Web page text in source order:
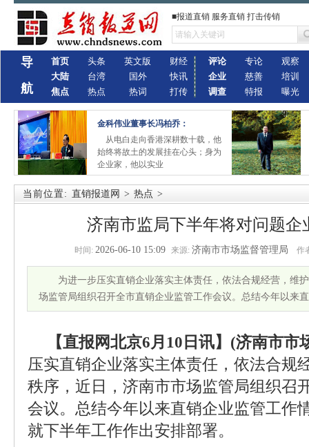
■报道直销 服务直销 打击传销
导
航
首页
大陆
焦点
头条
台湾
热点
英文版
国外
热词
财经
快讯
打传
评论
企业
调查
专论
慈善
特报
观察
培训
曝光
金科伟业董事长冯柏乔：
从电白走向香港深耕数十载，他
始终将故土的发展挂在心头；身为
企业家，他以实业
当前位置: 直销报道网 > 热点 >
济南市监局下半年将对问题企
时间: 2026-06-10 15:09 来源: 济南市市场监督管理局 作
为进一步压实直销企业落实主体责任，依法合规经营，维
场监管局组织召开全市直销企业监管工作会议。总结今年以来
【直报网北京6月10日讯】(济南市市
压实直销企业落实主体责任，依法合规
秩序，近日，济南市市场监管局组织召
会议。总结今年以来直销企业监管工作
就下半年工作作出安排部署。